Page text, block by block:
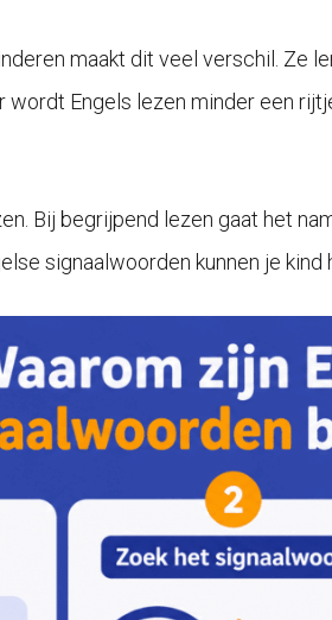
maakt dit veel verschil. Ze
wordt Engels lezen minder een
Bij begrijpend lezen gaat het
signaalwoorden kunnen je